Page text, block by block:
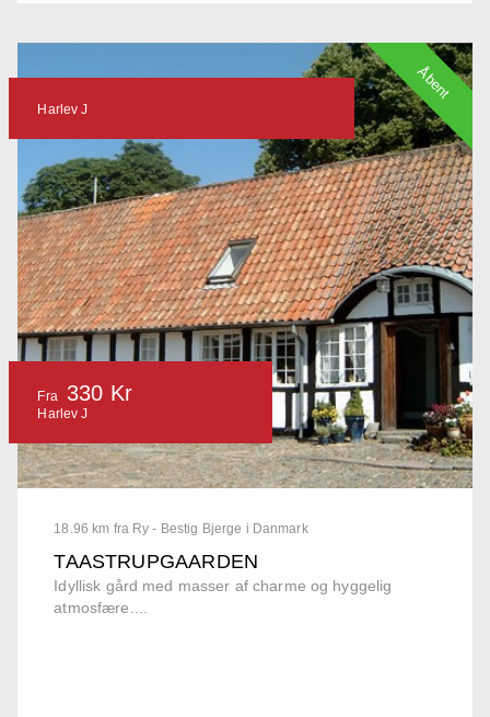
18.96 km fra Ry - Bestig Bjerge i Danmark
TAASTRUPGAARDEN
Idyllisk gård med masser af charme og hyggelig
atmosfære....
Harlev J
Fra 330 Kr
Harlev J
Åbent